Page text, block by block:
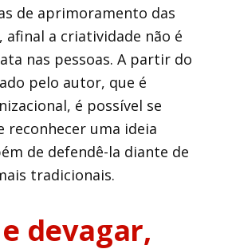
de aprimoramento das
afinal a criatividade não é
nas pessoas. A partir do
pelo autor, que é
é possível se
reconhecer uma ideia
de defendê-la diante de
tradicionais.
devagar,